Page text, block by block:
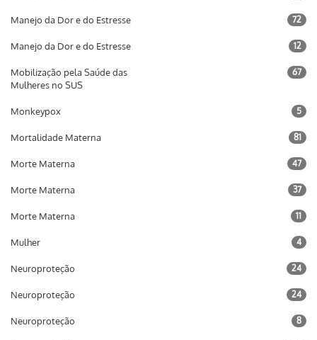
Manejo da Dor e do Estresse 72
Manejo da Dor e do Estresse 12
Mobilização pela Saúde das
Mulheres no SUS
67
Monkeypox 5
Mortalidade Materna 81
Morte Materna 47
Morte Materna 37
Morte Materna 11
Mulher 4
Neuroproteção 24
Neuroproteção 24
Neuroproteção 8